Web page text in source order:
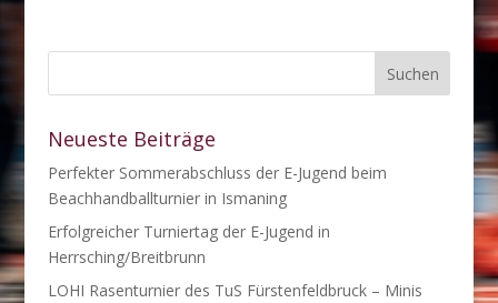
Neueste Beiträge
Perfekter Sommerabschluss der E-Jugend beim
Beachhandballturnier in Ismaning
Erfolgreicher Turniertag der E-Jugend in
Herrsching/Breitbrunn
LOHI Rasenturnier des TuS Fürstenfeldbruck – Minis